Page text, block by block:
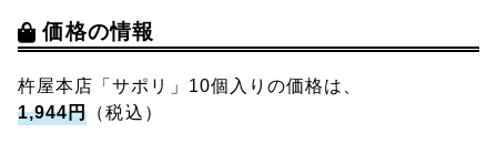
価格の情報
杵屋本店「サポリ」10個入りの価格は、
1,944円 （税込）